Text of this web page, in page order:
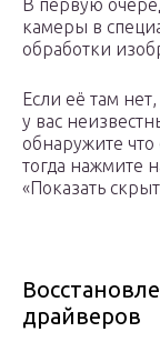
В первую
камеры в
обработки
Если её там
у вас
обнаружите
тогда нажмите
«Показать
драйверов